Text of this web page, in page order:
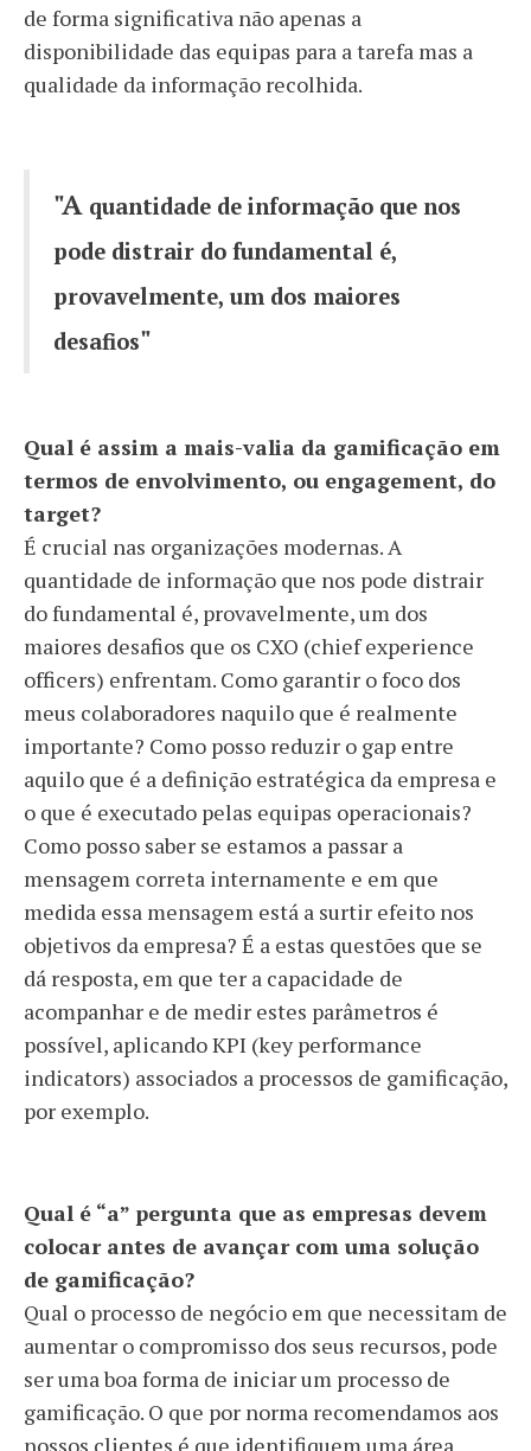
de forma significativa não apenas a
disponibilidade das equipas para a tarefa mas a
qualidade da informação recolhida.
"A quantidade de informação que nos
pode distrair do fundamental é,
provavelmente, um dos maiores
desafios"
Qual é assim a mais-valia da gamificação em
termos de envolvimento, ou engagement, do
target?
É crucial nas organizações modernas. A
quantidade de informação que nos pode distrair
do fundamental é, provavelmente, um dos
maiores desafios que os CXO (chief experience
officers) enfrentam. Como garantir o foco dos
meus colaboradores naquilo que é realmente
importante? Como posso reduzir o gap entre
aquilo que é a definição estratégica da empresa e
o que é executado pelas equipas operacionais?
Como posso saber se estamos a passar a
mensagem correta internamente e em que
medida essa mensagem está a surtir efeito nos
objetivos da empresa? É a estas questões que se
dá resposta, em que ter a capacidade de
acompanhar e de medir estes parâmetros é
possível, aplicando KPI (key performance
indicators) associados a processos de gamificação,
por exemplo.
Qual é “a” pergunta que as empresas devem
colocar antes de avançar com uma solução
de gamificação?
Qual o processo de negócio em que necessitam de
aumentar o compromisso dos seus recursos, pode
ser uma boa forma de iniciar um processo de
gamificação. O que por norma recomendamos aos
nossos clientes é que identifiquem uma área